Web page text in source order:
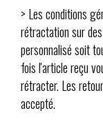
> Les conditions
rétractation sur
personnalisé soit
fois l'article reçu
rétracter. Les
accepté.